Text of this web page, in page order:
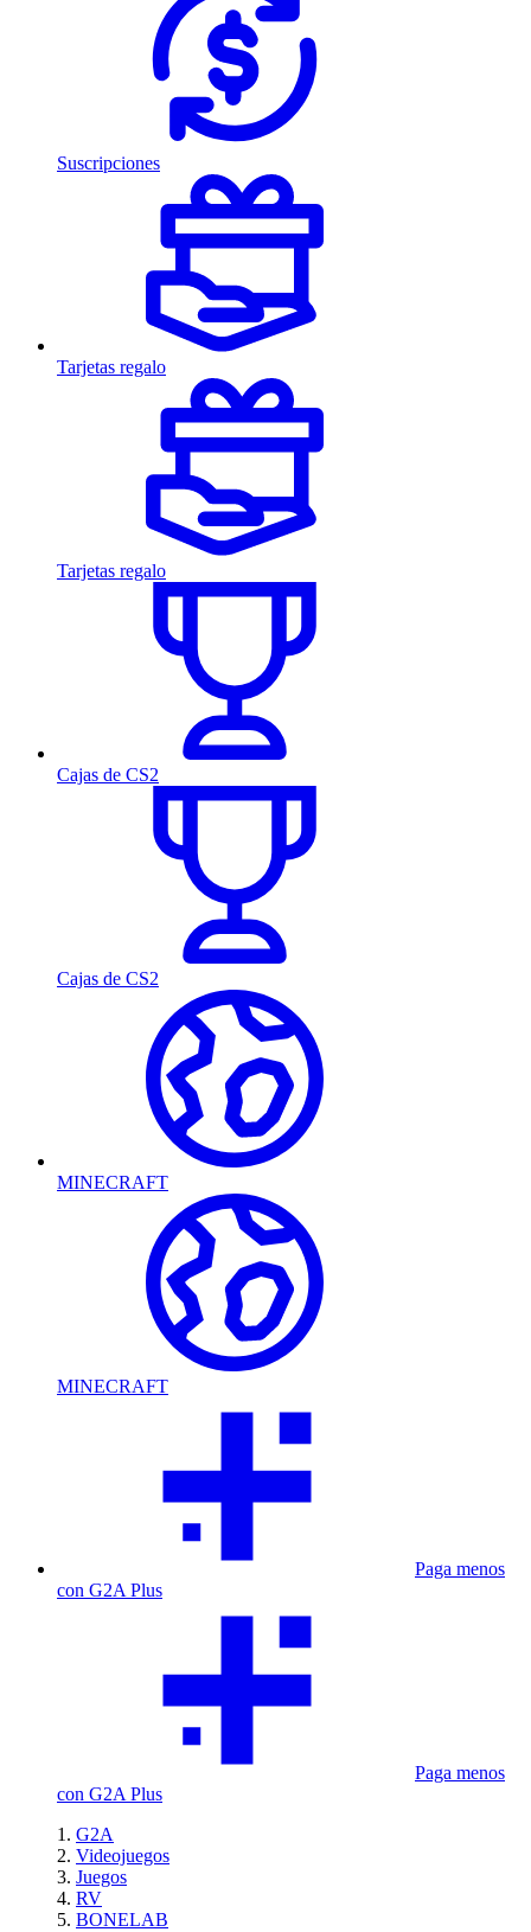
Suscripciones
Tarjetas regalo
Tarjetas regalo
Cajas de CS2
Cajas de CS2
MINECRAFT
MINECRAFT
Paga menos
con G2A Plus
Paga menos
con G2A Plus
G2A
Videojuegos
Juegos
RV
BONELAB